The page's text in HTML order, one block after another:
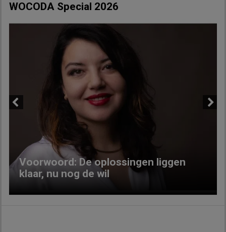
WOCODA Special 2026
Voorwoord: De oplossingen liggen
klaar, nu nog de wil